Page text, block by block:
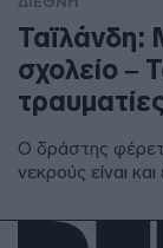
Ταϊλάνδη:
σχολείο –
Ο δράστης
νεκρούς είναι